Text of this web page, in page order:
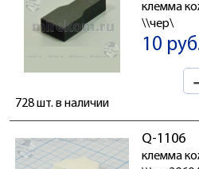
клемма
\\чер\
10
-
728 шт. в наличии
Q-1106
клемма